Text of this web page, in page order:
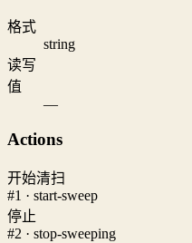
格式
string
读写
值
—
Actions
开始清扫
#1 · start-sweep
停止
#2 · stop-sweeping